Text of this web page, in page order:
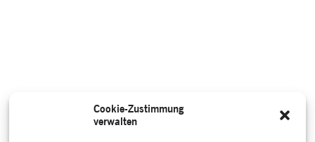
Cookie-Zustimmung
verwalten